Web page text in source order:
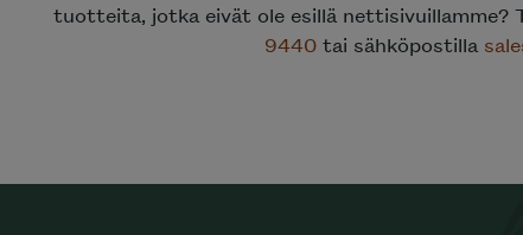
tuotteita, jotka eivät ole esillä nettisivuillamme?
9440 tai sähköpostilla